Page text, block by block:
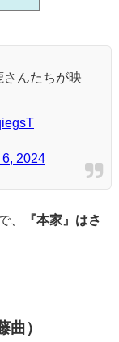
んたちが映
6, 2024
、
『本家』はさ
曲）